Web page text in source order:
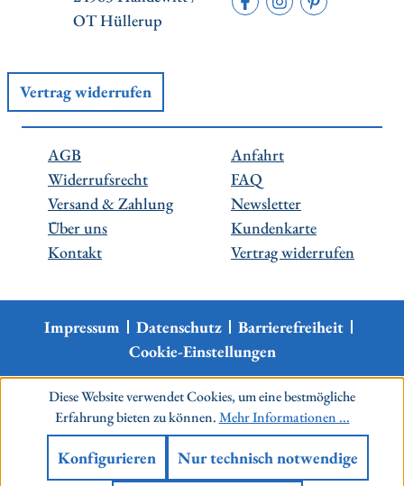
OT Hüllerup
Vertrag widerrufen
AGB
Widerrufsrecht
Versand & Zahlung
Über uns
Kontakt
Anfahrt
FAQ
Newsletter
Kundenkarte
Vertrag widerrufen
Impressum Datenschutz
Barrierefreiheit
Cookie-Einstellungen
Diese Website verwendet Cookies, um eine bestmögliche
Erfahrung bieten zu können.Mehr Informationen ...
Nur technisch notwendige
Konfigurieren